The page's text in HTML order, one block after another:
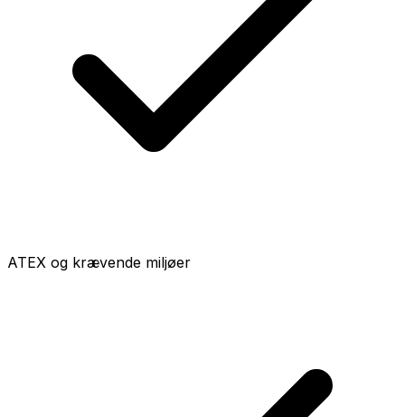
ATEX og krævende miljøer